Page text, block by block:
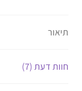
תיאור
חוות דעת (7)